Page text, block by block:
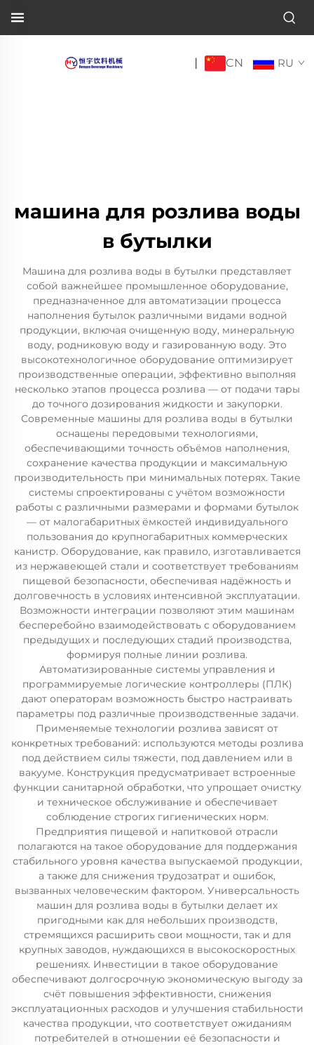
| CN RU
машина для розлива воды
в бутылки
Машина для розлива воды в бутылки представляет
собой важнейшее промышленное оборудование,
предназначенное для автоматизации процесса
наполнения бутылок различными видами водной
продукции, включая очищенную воду, минеральную
воду, родниковую воду и газированную воду. Это
высокотехнологичное оборудование оптимизирует
производственные операции, эффективно выполняя
несколько этапов процесса розлива — от подачи тары
до точного дозирования жидкости и закупорки.
Современные машины для розлива воды в бутылки
оснащены передовыми технологиями,
обеспечивающими точность объёмов наполнения,
сохранение качества продукции и максимальную
производительность при минимальных потерях. Такие
системы спроектированы с учётом возможности
работы с различными размерами и формами бутылок
— от малогабаритных ёмкостей индивидуального
пользования до крупногабаритных коммерческих
канистр. Оборудование, как правило, изготавливается
из нержавеющей стали и соответствует требованиям
пищевой безопасности, обеспечивая надёжность и
долговечность в условиях интенсивной эксплуатации.
Возможности интеграции позволяют этим машинам
бесперебойно взаимодействовать с оборудованием
предыдущих и последующих стадий производства,
формируя полные линии розлива.
Автоматизированные системы управления и
программируемые логические контроллеры (ПЛК)
дают операторам возможность быстро настраивать
параметры под различные производственные задачи.
Применяемые технологии розлива зависят от
конкретных требований: используются методы розлива
под действием силы тяжести, под давлением или в
вакууме. Конструкция предусматривает встроенные
функции санитарной обработки, что упрощает очистку
и техническое обслуживание и обеспечивает
соблюдение строгих гигиенических норм.
Предприятия пищевой и напитковой отрасли
полагаются на такое оборудование для поддержания
стабильного уровня качества выпускаемой продукции,
а также для снижения трудозатрат и ошибок,
вызванных человеческим фактором. Универсальность
машин для розлива воды в бутылки делает их
пригодными как для небольших производств,
стремящихся расширить свои мощности, так и для
крупных заводов, нуждающихся в высокоскоростных
решениях. Инвестиции в такое оборудование
обеспечивают долгосрочную экономическую выгоду за
счёт повышения эффективности, снижения
эксплуатационных расходов и улучшения стабильности
качества продукции, что соответствует ожиданиям
потребителей в отношении её безопасности и